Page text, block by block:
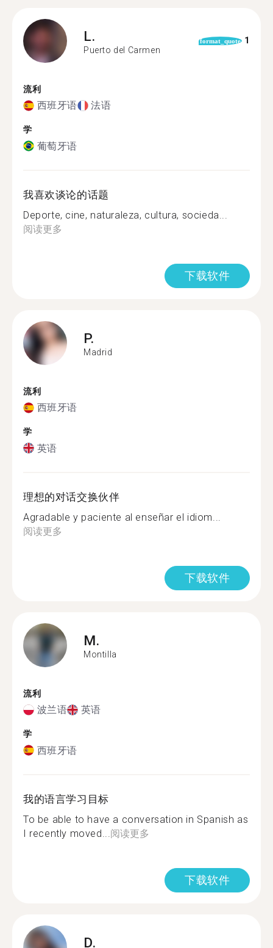
L.
Puerto del Carmen
format_quote 1
流利
西班牙语 法语
学
葡萄牙语
我喜欢谈论的话题
Deporte, cine, naturaleza, cultura, socieda...
阅读更多
下载软件
P.
Madrid
流利
西班牙语
学
英语
理想的对话交换伙伴
Agradable y paciente al enseñar el idiom...
阅读更多
下载软件
M.
Montilla
流利
波兰语 英语
学
西班牙语
我的语言学习目标
To be able to have a conversation in Spanish as
I recently moved... 阅读更多
下载软件
D.